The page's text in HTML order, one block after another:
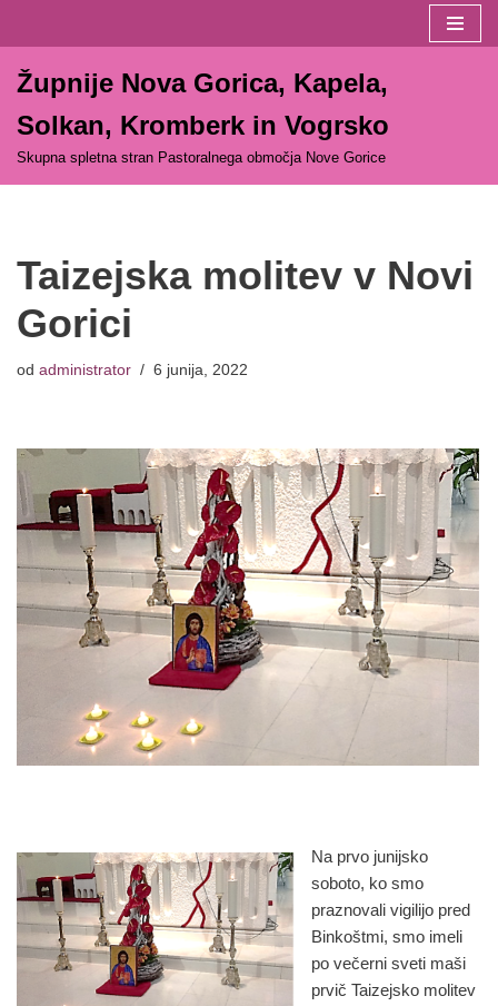
na
vsebino
Župnije Nova Gorica, Kapela,
Solkan, Kromberk in Vogrsko
Skupna spletna stran Pastoralnega območja Nove Gorice
Taizejska molitev v Novi
Gorici
od administrator 6 junija, 2022
Na prvo junijsko
soboto, ko smo
praznovali vigilijo pred
Binkoštmi, smo imeli
po večerni sveti maši
prvič Taizejsko molitev